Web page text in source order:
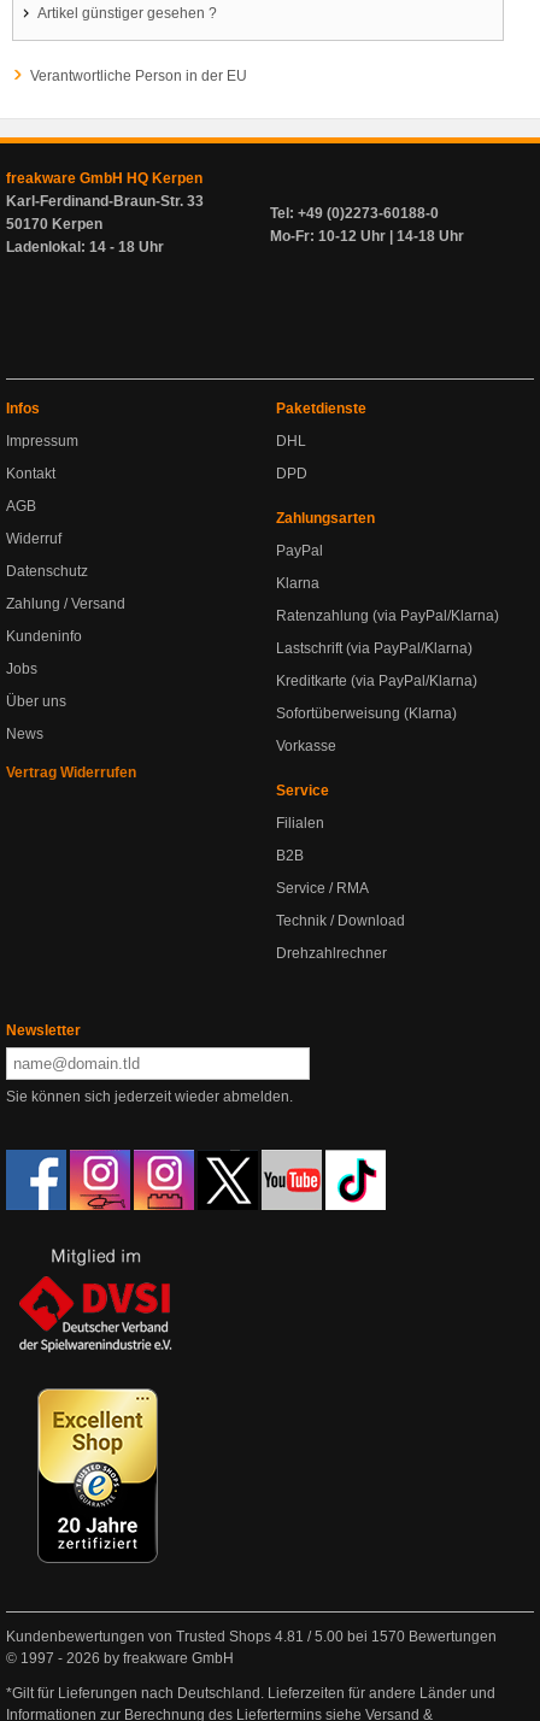
Artikel günstiger gesehen ?
Verantwortliche Person in der EU
freakware GmbH HQ Kerpen
Karl-Ferdinand-Braun-Str. 33
50170 Kerpen
Ladenlokal: 14 - 18 Uhr
Tel: +49 (0)2273-60188-0
Mo-Fr: 10-12 Uhr | 14-18 Uhr
Infos
Impressum
Kontakt
AGB
Widerruf
Datenschutz
Zahlung / Versand
Kundeninfo
Jobs
Über uns
News
Vertrag Widerrufen
Paketdienste
DHL
DPD
Zahlungsarten
PayPal
Klarna
Ratenzahlung (via PayPal/Klarna)
Lastschrift (via PayPal/Klarna)
Kreditkarte (via PayPal/Klarna)
Sofortüberweisung (Klarna)
Vorkasse
Service
Filialen
B2B
Service / RMA
Technik / Download
Drehzahlrechner
Newsletter
Sie können sich jederzeit wieder abmelden.
Kundenbewertungen von Trusted Shops 4.81 /5.00 bei 1570 Bewertungen
© 1997 - 2026 by freakware GmbH
*Gilt für Lieferungen nach Deutschland. Lieferzeiten für andere Länder und
Informationen zur Berechnung des Liefertermins siehe Versand &